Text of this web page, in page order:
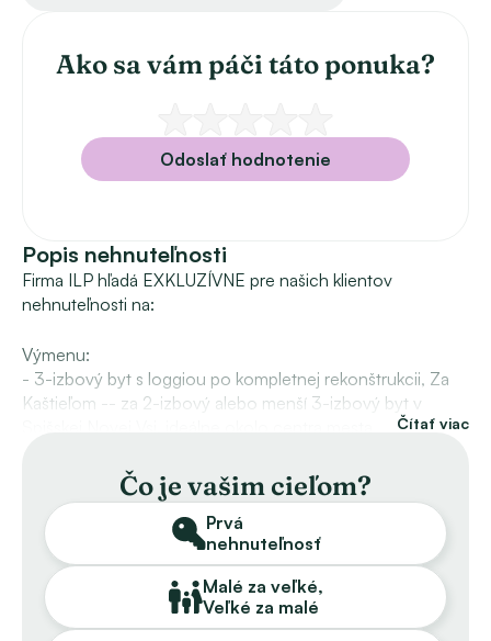
Ako sa vám páči táto ponuka?
Odoslať hodnotenie
Popis nehnuteľnosti
Firma ILP hľadá EXKLUZÍVNE pre našich klientov
nehnuteľnosti na:
Výmenu:
- 3-izbový byt s loggiou po kompletnej rekonštrukcii, Za
Kaštieľom -- za 2-izbový alebo menší 3-izbový byt v
1-izbový byt na sídl. Mier
- rodinný dom s pozemkom, sídl. Východ -- za 1-izbový
byt, Spišská Nová Ves
- 3-izbový byt s dvoma loggiami po čiastočnej
rekonštrukcii, Filinského ulica – oproti Zelenému údoliu --
za 1-izbový byt, Spišská Nová Ves
- 3-izbový byt po kompletnej rekonštrukcii, Gorazdová
Čítať viac
Čo je vašim cieľom?
Prvá
nehnuteľnosť
Malé za veľké,
Veľké za malé